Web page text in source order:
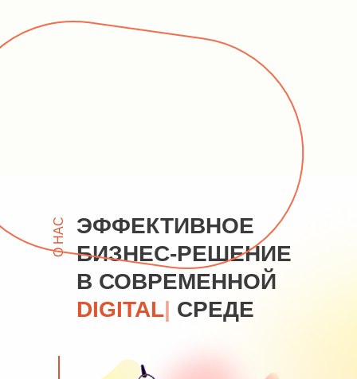
ЭФФЕКТИВНОЕ
БИЗНЕС-РЕШЕНИЕ
В СОВРЕМЕННОЙ
|СРЕДЕ
О НАС